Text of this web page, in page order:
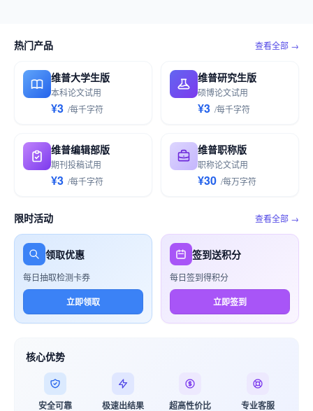
热门产品 查看全部 →
维普大学生版
本科论文试用
¥3 /每千字符
维普研究生版
硕博论文试用
¥3 /每千字符
维普编辑部版
期刊投稿试用
¥3 /每千字符
维普职称版
职称论文试用
¥30 /每万字符
限时活动 查看全部 →
领取优惠
每日抽取检测卡券
立即领取
签到送积分
每日签到得积分
立即签到
核心优势
安全可靠 极速出结果 超高性价比 专业客服